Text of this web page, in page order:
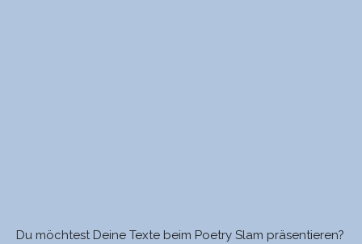
Du möchtest Deine Texte beim Poetry Slam präsentieren?